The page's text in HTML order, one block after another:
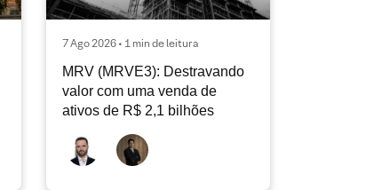
7 Ago 2026 • 1 min de leitura
MRV (MRVE3): Destravando
valor com uma venda de
ativos de R$ 2,1 bilhões